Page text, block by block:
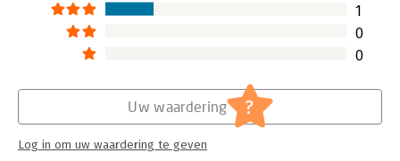
1
0
0
Uw waardering ?
Log in om uw waardering te geven